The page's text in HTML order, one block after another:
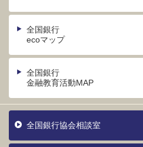
全国銀行
ecoマップ
全国銀行
金融教育活動MAP
全国銀行協会相談室